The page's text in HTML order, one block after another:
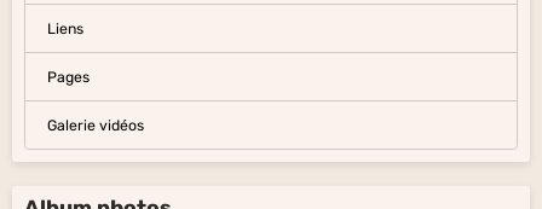
Liens
Pages
Galerie vidéos